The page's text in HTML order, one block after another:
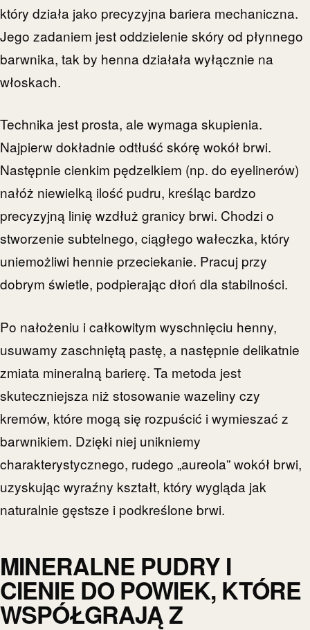
który działa jako precyzyjna bariera mechaniczna.
Jego zadaniem jest oddzielenie skóry od płynnego
barwnika, tak by henna działała wyłącznie na
włoskach.
Technika jest prosta, ale wymaga skupienia.
Najpierw dokładnie odtłuść skórę wokół brwi.
Następnie cienkim pędzelkiem (np. do eyelinerów)
nałóż niewielką ilość pudru, kreśląc bardzo
precyzyjną linię wzdłuż granicy brwi. Chodzi o
stworzenie subtelnego, ciągłego wałeczka, który
uniemożliwi hennie przeciekanie. Pracuj przy
dobrym świetle, podpierając dłoń dla stabilności.
Po nałożeniu i całkowitym wyschnięciu henny,
usuwamy zaschniętą pastę, a następnie delikatnie
zmiata mineralną barierę. Ta metoda jest
skuteczniejsza niż stosowanie wazeliny czy
kremów, które mogą się rozpuścić i wymieszać z
barwnikiem. Dzięki niej unikniemy
charakterystycznego, rudego „aureola” wokół brwi,
uzyskując wyraźny kształt, który wygląda jak
naturalnie gęstsze i podkreślone brwi.
MINERALNE PUDRY I
CIENIE DO POWIEK, KTÓRE
WSPÓŁGRAJĄ Z